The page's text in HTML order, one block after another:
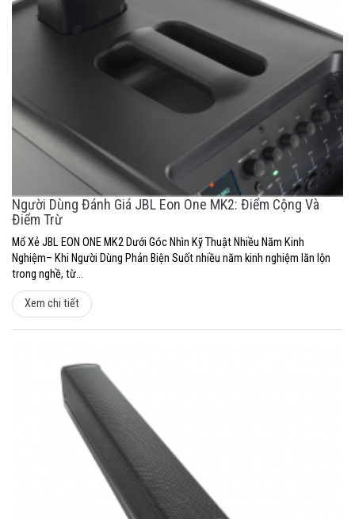
Người Dùng Đánh Giá JBL Eon One MK2: Điểm Cộng Và
Điểm Trừ
Mổ Xẻ JBL EON ONE MK2 Dưới Góc Nhìn Kỹ Thuật Nhiều Năm Kinh
Nghiệm– Khi Người Dùng Phản Biện Suốt nhiều năm kinh nghiệm lăn lộn
trong nghề, từ...
Xem chi tiết